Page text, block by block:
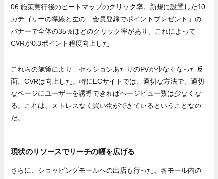
06 施策実行後のヒートマップのクリック率。新規に設置した10
カテゴリーの導線と左の「会員登録でポイントプレゼント」の
バナーで全体の35％ほどのクリック率があり、これによって
CVRが0.3ポイント程度向上した
これらの施策により、セッションあたりのPVが少なくなった反
面、CVRは向上した。特にECサイトでは、適切な方法で、適切
なページにユーザーを誘導できればページビュー数は少なくな
る。これは、ストレスなく買い物ができているということなの
だ。
現状のリソースでリーチの幅を広げる
さらに、ショッピングモールへの出店も行った。各モール内の